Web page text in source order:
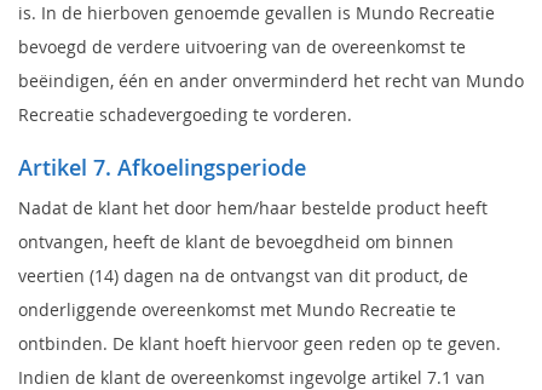
is. In de hierboven genoemde gevallen is Mundo Recreatie
bevoegd de verdere uitvoering van de overeenkomst te
beëindigen, één en ander onverminderd het recht van Mundo
Recreatie schadevergoeding te vorderen.
Artikel 7. Afkoelingsperiode
Nadat de klant het door hem/haar bestelde product heeft
ontvangen, heeft de klant de bevoegdheid om binnen
veertien (14) dagen na de ontvangst van dit product, de
onderliggende overeenkomst met Mundo Recreatie te
ontbinden. De klant hoeft hiervoor geen reden op te geven.
Indien de klant de overeenkomst ingevolge artikel 7.1 van